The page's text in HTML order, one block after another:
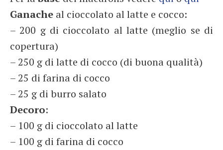
Ganache al cioccolato al latte e cocco:
– 200 g di cioccolato al latte (meglio se di
copertura)
– 250 g di latte di cocco (di buona qualità)
– 25 di farina di cocco
– 25 g di burro salato
Decoro:
– 100 g di cioccolato al latte
– 100 g di farina di cocco